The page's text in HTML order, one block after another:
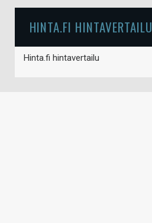
HINTA.FI HINTAVERTAILU
Hinta.fi hintavertailu